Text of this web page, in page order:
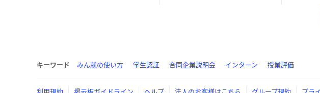
キーワード みん就の使い方 学生認証 合同企業説明会 インターン 授業評価